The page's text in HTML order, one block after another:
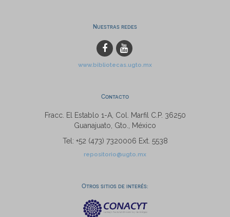
Nuestras redes
www.bibliotecas.ugto.mx
Contacto
Fracc. El Establo 1-A, Col. Marfil C.P. 36250
Guanajuato, Gto., México
Tel: +52 (473) 7320006 Ext. 5538
repositorio@ugto.mx
Otros sitios de interés: